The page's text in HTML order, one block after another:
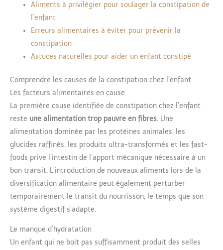
Aliments à privilégier pour soulager la constipation de
l’enfant
Erreurs alimentaires à éviter pour prévenir la
constipation
Astuces naturelles pour aider un enfant constipé
Comprendre les causes de la constipation chez l’enfant
Les facteurs alimentaires en cause
La première cause identifiée de constipation chez l’enfant
reste une alimentation trop pauvre en fibres. Une
alimentation dominée par les protéines animales, les
glucides raffinés, les produits ultra-transformés et les fast-
foods prive l’intestin de l’apport mécanique nécessaire à un
bon transit. L’introduction de nouveaux aliments lors de la
diversification alimentaire peut également perturber
temporairement le transit du nourrisson, le temps que son
système digestif s’adapte.
Le manque d’hydratation
Un enfant qui ne boit pas suffisamment produit des selles